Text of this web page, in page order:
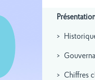
Chiffres